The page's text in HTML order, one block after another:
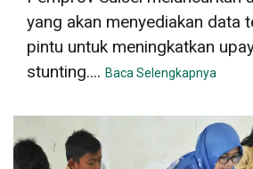
yang akan menyediakan data
pintu untuk meningkatkan
stunting.... Baca Selengkapnya